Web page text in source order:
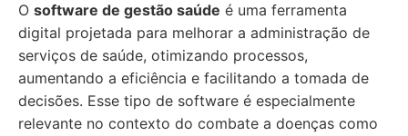
O software de gestão saúde é uma ferramenta
digital projetada para melhorar a administração de
serviços de saúde, otimizando processos,
aumentando a eficiência e facilitando a tomada de
decisões. Esse tipo de software é especialmente
relevante no contexto do combate a doenças como